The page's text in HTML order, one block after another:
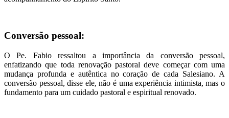
Conversão pessoal:
O Pe. Fabio ressaltou a importância da conversão pessoal,
enfatizando que toda renovação pastoral deve começar com uma
mudança profunda e autêntica no coração de cada Salesiano. A
conversão pessoal, disse ele, não é uma experiência intimista, mas o
fundamento para um cuidado pastoral e espiritual renovado.